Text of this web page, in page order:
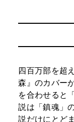
四百万部を超
森』のカバー
を合わせると
説は「鎮魂」
説だけにとど